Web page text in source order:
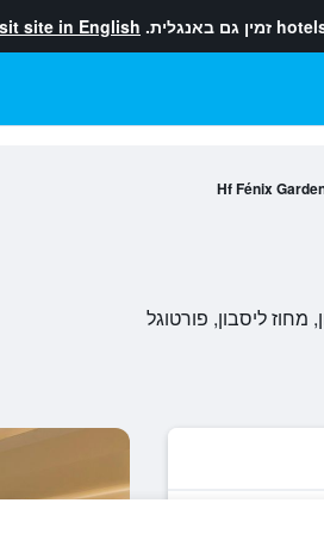
זמין גם באנגלית. site in English
Hf Fénix